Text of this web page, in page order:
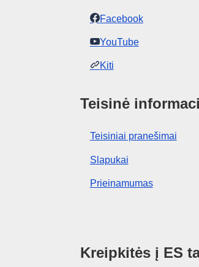
Facebook
YouTube
Kiti
Teisinė
Teisiniai pranešimai
Slapukai
Prieinamumas
Kreipkitės į ES